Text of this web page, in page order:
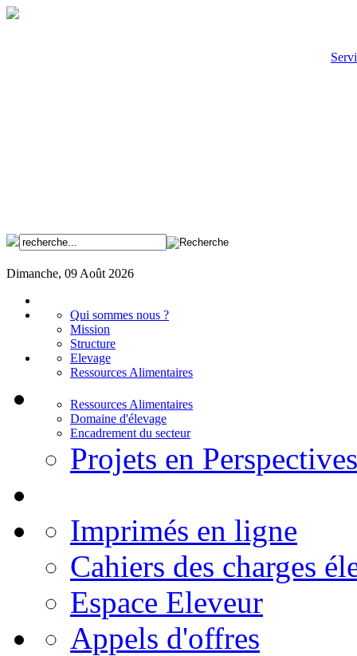
Dimanche, 09 Août 2026
Qui sommes nous ?
Mission
Structure
Elevage
Ressources Alimentaires
Ressources Alimentaires
Domaine d'élevage
Encadrement du secteur
Projets en Perspectives
Imprimés en ligne
Cahiers des charges
Espace Eleveur
Appels d'offres